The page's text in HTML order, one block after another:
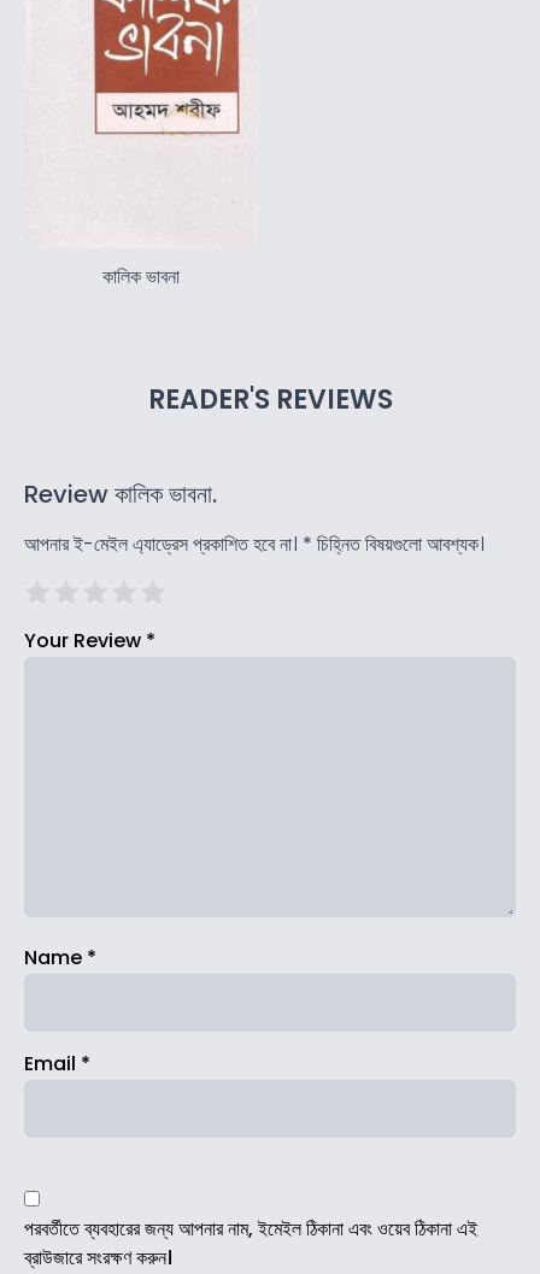
কালিক ভাবনা
READER'S REVIEWS
Review কালিক ভাবনা.
আপনার ই-মেইল এ্যাড্রেস প্রকাশিত হবে না। * চিহ্নিত বিষয়গুলো আবশ্যক।
Your Review *
Name *
Email *
পরবর্তীতে ব্যবহারের জন্য আপনার নাম, ইমেইল ঠিকানা এবং ওয়েব ঠিকানা এই
ব্রাউজারে সংরক্ষণ করুন।